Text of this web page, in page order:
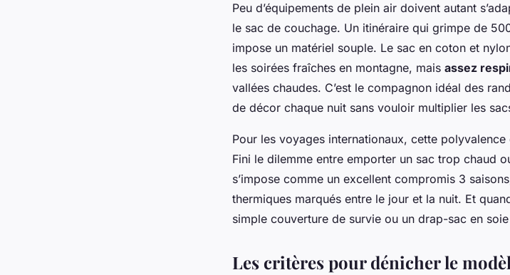
Peu d’équipements de plein air doivent autant
le sac de couchage. Un itinéraire qui grimpe de
impose un matériel souple. Le sac en coton et
les soirées fraîches en montagne, mais assez
vallées chaudes. C’est le compagnon idéal des
de décor chaque nuit sans vouloir multiplier les
Pour les voyages internationaux, cette
Fini le dilemme entre emporter un sac trop chaud
s’impose comme un excellent compromis 3
thermiques marqués entre le jour et la nuit. Et
simple couverture de survie ou un drap-sac en
Les critères pour dénicher le